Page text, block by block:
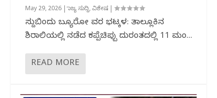
May 29, 2026 |ರಾಜ್ಯ ಸುದ್ದಿ,ವಿಶೇಷ |
ಸುದ್ದಿಬಿಂದು ಬ್ಯೂರೋ ವರದಿ ಭಟ್ಕಳ: ತಾಲ್ಲೂಕಿನ
ಶಿರಾಲಿಯಲ್ಲಿ ನಡೆದ ಕಪ್ಪೆಚಿಪ್ಪು ದುರಂತದಲ್ಲಿ 11 ಮಂದಿ...
READ MORE